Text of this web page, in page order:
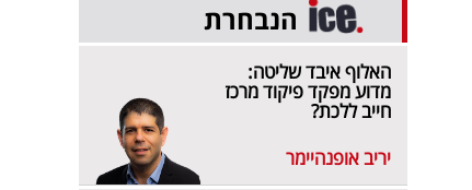
הנבחרת
האלוף איבד שליטה:
מדוע מפקד פיקוד מרכז
חייב ללכת?
יריב אופנהיימר